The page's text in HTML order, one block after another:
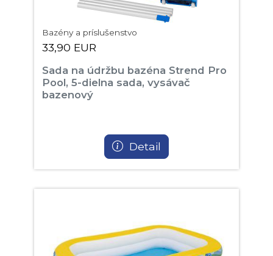
Bazény a príslušenstvo
33,90 EUR
Sada na údržbu bazéna Strend Pro
Pool, 5-dielna sada, vysávač
bazenový
Detail